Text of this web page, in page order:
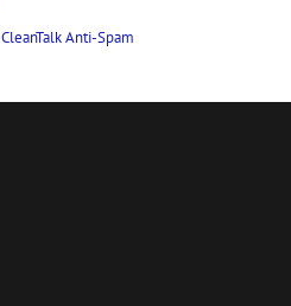
CleanTalk Anti-Spam